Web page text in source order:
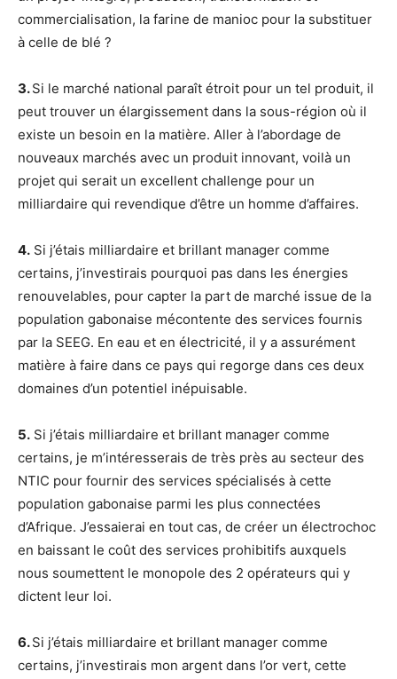
commercialisation, la farine de manioc pour la substituer
à celle de blé ?
3.Si le marché national paraît étroit pour un tel produit, il
peut trouver un élargissement dans la sous-région où il
existe un besoin en la matière. Aller à l’abordage de
nouveaux marchés avec un produit innovant, voilà un
projet qui serait un excellent challenge pour un
milliardaire qui revendique d’être un homme d’affaires.
4. Si j’étais milliardaire et brillant manager comme
certains, j’investirais pourquoi pas dans les énergies
renouvelables, pour capter la part de marché issue de la
population gabonaise mécontente des services fournis
par la SEEG. En eau et en électricité, il y a assurément
matière à faire dans ce pays qui regorge dans ces deux
domaines d’un potentiel inépuisable.
5. Si j’étais milliardaire et brillant manager comme
certains, je m’intéresserais de très près au secteur des
NTIC pour fournir des services spécialisés à cette
population gabonaise parmi les plus connectées
d’Afrique. J’essaierai en tout cas, de créer un électrochoc
en baissant le coût des services prohibitifs auxquels
nous soumettent le monopole des 2 opérateurs qui y
dictent leur loi.
6.Si j’étais milliardaire et brillant manager comme
certains, j’investirais mon argent dans l’or vert, cette